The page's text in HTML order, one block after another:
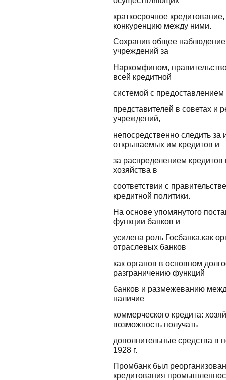
краткосрочное
конкуренцию между ними.
Сохранив общее наблюдение
учреждений за
Наркомфином,
всей кредитной
системой с
представителей в советах и
учреждений,
непосредственно следить
открываемых им кредитов и
за распределением
хозяйства в
соответствии с
кредитной политики.
На основе упомянутого
функции банков и
усилена роль Госбанка,как
отраслевых банков
как органов в основном
разграничению функций
банков и размежеванию
наличие
коммерческого кредита:
возможность получать
дополнительные средства в
1928 г.
Промбанк был
кредитования